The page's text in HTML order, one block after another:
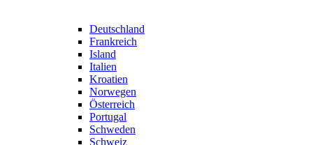
Deutschland
Frankreich
Island
Italien
Kroatien
Norwegen
Österreich
Portugal
Schweden
Schweiz